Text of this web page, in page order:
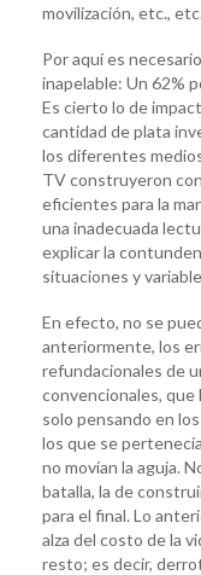
movilización, etc., etc.
Por aquí es
inapelable: Un 62%
Es cierto lo de
cantidad de plata
los diferentes
TV construyeron
eficientes para la
una inadecuada
explicar la
situaciones y
En efecto, no se
anteriormente, los
refundacionales de
convencionales, que
solo pensando en
los que se
no movían la aguja.
batalla, la de
para el final. Lo
alza del costo de la
resto; es decir,